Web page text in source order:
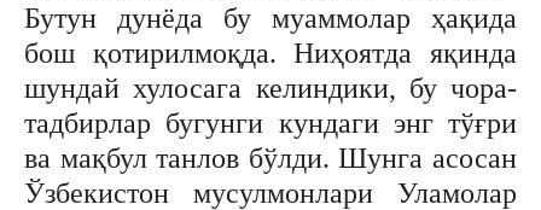
Бутун дунёда бу муаммолар ҳақида
бош қотирилмоқда. Ниҳоятда яқинда
шундай хулосага келиндики, бу чора-
тадбирлар бугунги кундаги энг тўғри
ва мақбул танлов бўлди. Шунга асосан
Ўзбекистон мусулмонлари Уламолар